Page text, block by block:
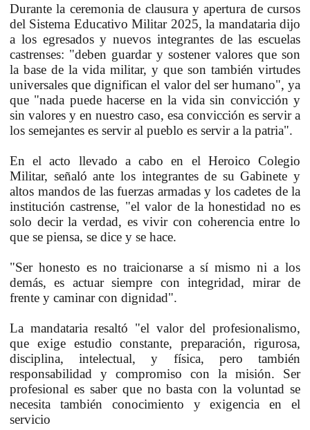
Durante la ceremonia de clausura y apertura de cursos
del Sistema Educativo Militar 2025, la mandataria dijo
a los egresados y nuevos integrantes de las escuelas
castrenses: "deben guardar y sostener valores que son
la base de la vida militar, y que son también virtudes
universales que dignifican el valor del ser humano", ya
que "nada puede hacerse en la vida sin convicción y
sin valores y en nuestro caso, esa convicción es servir a
los semejantes es servir al pueblo es servir a la patria".
En el acto llevado a cabo en el Heroico Colegio
Militar, señaló ante los integrantes de su Gabinete y
altos mandos de las fuerzas armadas y los cadetes de la
institución castrense, "el valor de la honestidad no es
solo decir la verdad, es vivir con coherencia entre lo
que se piensa, se dice y se hace.
"Ser honesto es no traicionarse a sí mismo ni a los
demás, es actuar siempre con integridad, mirar de
frente y caminar con dignidad".
La mandataria resaltó "el valor del profesionalismo,
que exige estudio constante, preparación, rigurosa,
disciplina, intelectual, y física, pero también
responsabilidad y compromiso con la misión. Ser
profesional es saber que no basta con la voluntad se
necesita también conocimiento y exigencia en el
servicio